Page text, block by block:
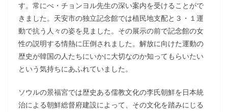
す。常にべ・チョンヨル先生の深い案内を受けることがで
きました。天安市の独立記念館では植民地支配と３・１運
動で抗う人々の姿を見ました。その展示の前で記念館の女
性の説明する情熱に圧倒されました。解放に向けた運動の
歴史が韓国の人たちにいかに大切なのか知ってもらいたい
という気持ちにあふれていました。
ソウルの景福宮では歴史ある儒教文化の李氏朝鮮を日本統
治による朝鮮総督府建設によって、その文化を踏みにじる